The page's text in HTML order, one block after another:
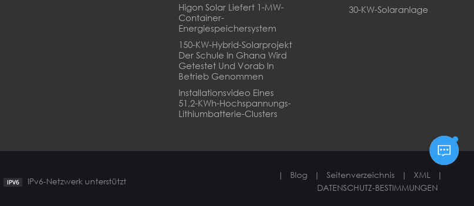
Higon Solar Liefert 1-MW-
Container-
Energiespeichersystem
150-KW-Hybrid-Solarprojekt
Der Schule In Ghana Wird
Getestet Und Vorab In
Betrieb Genommen
Installationsvideo Eines
51,2-KWh-Hochspannungs-
Lithiumbatterie-Clusters
30-KW-Solaranlage
IPv6-Netzwerk unterstützt
| Blog | Seitenverzeichnis | XML
|
DATENSCHUTZ-BESTIMMUNGEN